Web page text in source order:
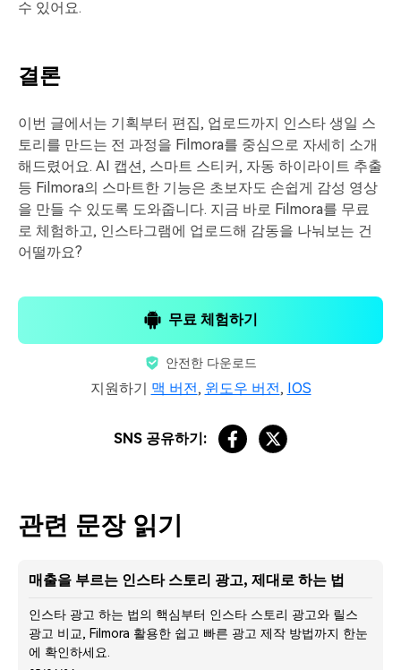
수 있어요.
결론
이번 글에서는 기획부터 편집, 업로드까지 인스타 생일 스
토리를 만드는 전 과정을 Filmora를 중심으로 자세히 소개
해드렸어요. AI 캡션, 스마트 스티커, 자동 하이라이트 추출
등 Filmora의 스마트한 기능은 초보자도 손쉽게 감성 영상
을 만들 수 있도록 도와줍니다. 지금 바로 Filmora를 무료
로 체험하고, 인스타그램에 업로드해 감동을 나눠보는 건
어떨까요?
무료 체험하기
안전한 다운로드
지원하기 맥 버전, 윈도우 버전, IOS
SNS 공유하기:
관련 문장 읽기
매출을 부르는 인스타 스토리 광고, 제대로 하는 법
인스타 광고 하는 법의 핵심부터 인스타 스토리 광고와 릴스
광고 비교, Filmora 활용한 쉽고 빠른 광고 제작 방법까지 한눈
에 확인하세요.